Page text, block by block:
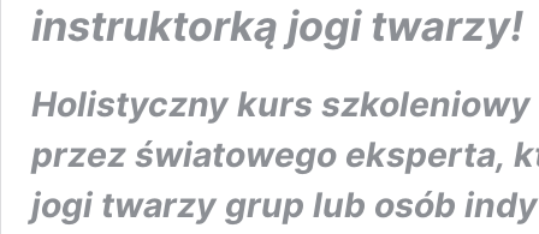
instruktorką jogi twarzy!
Holistyczny kurs
przez światowego eksperta,
jogi twarzy grup lub osób